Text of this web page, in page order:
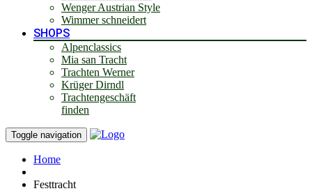
Wenger Austrian Style
Wimmer schneidert
SHOPS
Alpenclassics
Mia san Tracht
Trachten Werner
Krüger Dirndl
Trachtengeschäft
finden
Toggle navigation
Home
Festtracht